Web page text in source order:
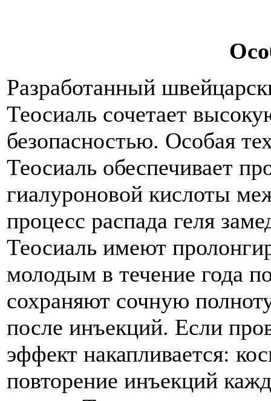
Разработанный
Теосиаль сочетает
безопасностью. Особая
Теосиаль обеспечивает
гиалуроновой кислоты
процесс распада геля
Теосиаль имеют
молодым в течение года
сохраняют сочную
после инъекций. Если
эффект накапливается:
повторение инъекций